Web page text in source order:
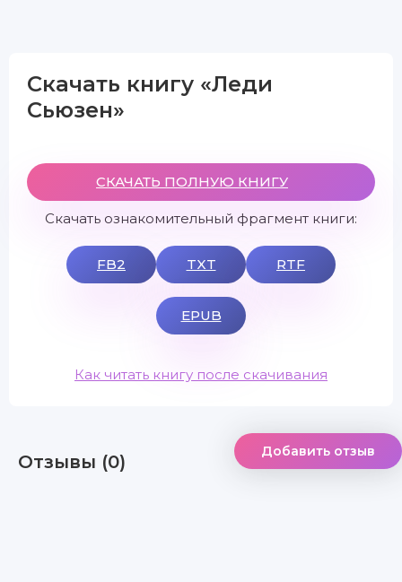
Скачать книгу «Леди
Сьюзен»
СКАЧАТЬ ПОЛНУЮ КНИГУ
Скачать ознакомительный фрагмент книги:
FB2 TXT RTF
EPUB
Как читать книгу после скачивания
Отзывы (0) Добавить отзыв